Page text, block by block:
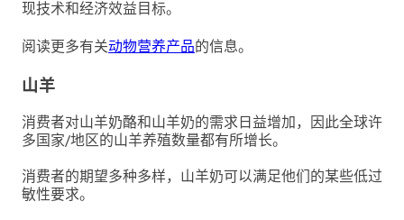
业
化
业
发
现技术和经济效益目标。
阅读更多有关动物营养产品的信息。
山羊
消费者对山羊奶酪和山羊奶的需求日益增加，因此全球许
多国家/地区的山羊养殖数量都有所增长。
消费者的期望多种多样，山羊奶可以满足他们的某些低过
敏性要求。